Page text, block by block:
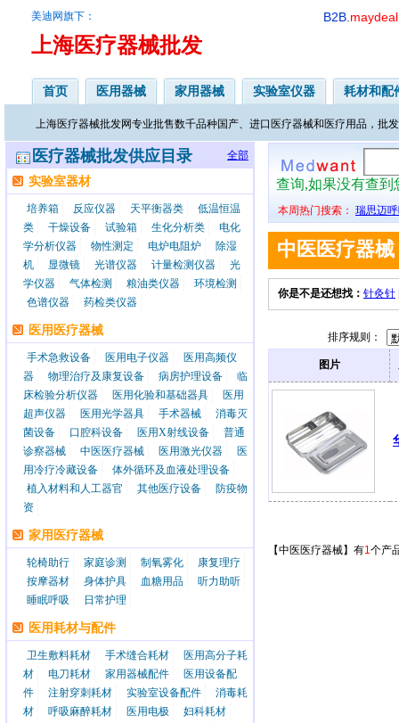
美迪网旗下：
上海医疗器械批发
B2B. maydeal
首页 医用器械 家用器械 实验室仪器 耗材和配
上海医疗器械批发网专业批售数千品种国产、进口医疗器械和医疗用品，批
医疗器械批发供应目录 全部
实验室器材
培养箱 反应仪器 天平衡器类
低温恒温
类
干燥设备 试验箱 生化分析类
电化
学分析仪器
物性测定 电炉电阻炉
除湿
机
显微镜 光谱仪器 计量检测仪器
光
学仪器
气体检测 粮油类仪器
环境检测
色谱仪器
药检类仪器
医用医疗器械
手术急救设备 医用电子仪器
医用高频仪
器
物理治疗及康复设备 病房护理设备
临
床检验分析仪器
医用化验和基础器具
医用
超声仪器
医用光学器具 手术器械
消毒灭
菌设备
口腔科设备 医用X射线设备
普通
诊察器械
中医医疗器械 医用激光仪器
医
用冷疗冷藏设备
体外循环及血液处理设备
植入材料和人工器官
其他医疗设备
防疫物
资
家用医疗器械
轮椅助行 家庭诊测 制氧雾化
康复理疗
按摩器材
身体护具 血糖用品
听力助听
睡眠呼吸
日常护理
医用耗材与配件
卫生敷料耗材 手术缝合耗材
医用高分子耗
材
电刀耗材 家用器械配件
医用设备配
件
注射穿刺耗材 实验室设备配件
消毒耗
材
呼吸麻醉耗材 医用电极
妇科耗材
查询,如果没有查到
本周热门搜索： 瑞思迈
中医医疗器械
你是不是还想找： 针灸针
排序规则：
图片
【中医医疗器械】有1个产